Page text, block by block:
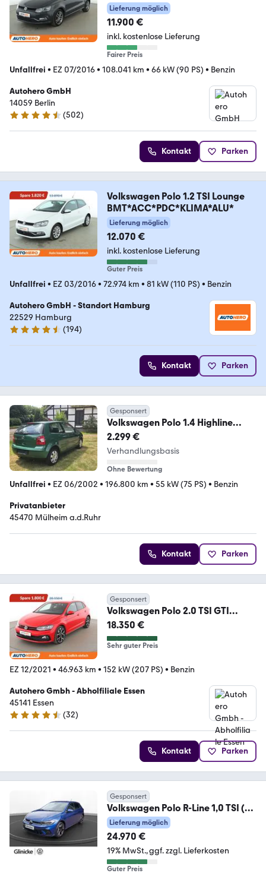
Lieferung möglich
11.900 €
inkl. kostenlose Lieferung
Fairer Preis
Unfallfrei • EZ 07/2016• 108.041 km • 66 kW (90 PS) • Benzin
Autohero GmbH
14059 Berlin
4.5 Sterne
(502)
Kontakt Parken
Volkswagen Polo 1.2 TSI Lounge
BMT*ACC*PDC*KLIMA*ALU*
Lieferung möglich
12.070 €
inkl. kostenlose Lieferung
Guter Preis
Unfallfrei • EZ 03/2016• 72.974 km • 81 kW (110 PS) • Benzin
Autohero GmbH - Standort Hamburg
22529 Hamburg
4.6 Sterne
(194)
Kontakt Parken
Gesponsert
Volkswagen Polo 1.4 Highline
Highline
2.299 €
Verhandlungsbasis
Ohne Bewertung
Unfallfrei • EZ 06/2002 • 196.800 km • 55 kW (75 PS) • Benzin
Privatanbieter
45470 Mülheim a.d.Ruhr
Kontakt Parken
Gesponsert
Volkswagen Polo 2.0 TSI GTI
Aut.*NAV*LED*ACC*CAM*PDC*PL
A*SH
18.350 €
Sehr guter Preis
EZ 12/2021 • 46.963 km • 152 kW (207 PS) • Benzin
Autohero Gmbh - Abholfiliale Essen
45141 Essen
4.7 Sterne
(32)
Kontakt Parken
Gesponsert
Volkswagen Polo R-Line 1,0 TSI (95
PS) DSG | IQ. | Navi
Lieferung möglich
24.970 €
19% MwSt. ggf. zzgl. Lieferkosten
Guter Preis